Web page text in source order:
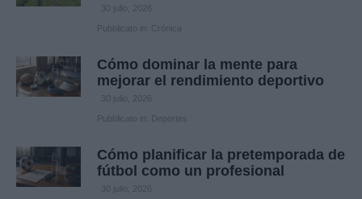
30 julio, 2026
Pubblicato in: Crónica
Cómo dominar la mente para
mejorar el rendimiento deportivo
30 julio, 2026
Pubblicato in: Deportes
Cómo planificar la pretemporada de
fútbol como un profesional
30 julio, 2026